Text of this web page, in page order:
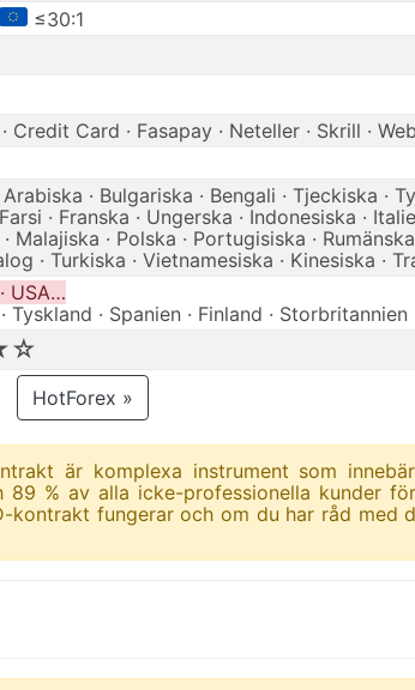
≤30:1
Credit Card · Fasapay · Neteller · Skrill ·
· Bulgariska · Bengali · Tjeckiska ·
· Franska · Ungerska · Indonesiska ·
Malajiska · Polska · Portugisiska ·
· Turkiska · Vietnamesiska · Kinesiska ·
USA…
Tyskland · Spanien · Finland ·
HotForex »
är komplexa instrument som
% av alla icke-professionella kunder
kontrakt fungerar och om du har råd med